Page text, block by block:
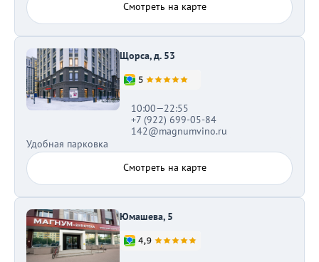
Смотреть на карте
Щорса, д. 53
10:00—22:55
+7 (922) 699-05-84
142@magnumvino.ru
Удобная парковка
Смотреть на карте
Юмашева, 5